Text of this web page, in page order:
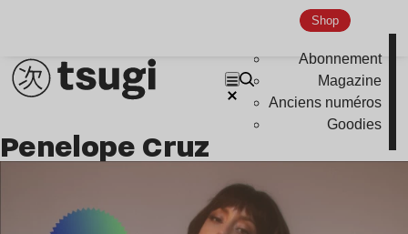
Shop
Abonnement
Magazine
Anciens numéros
Goodies
Penelope Cruz